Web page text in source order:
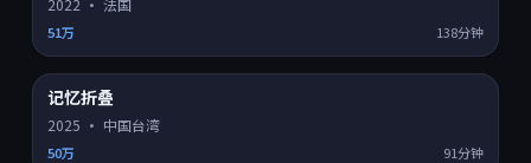
2022 · 法国
51万 138分钟
8.9
记忆折叠
2025 · 中国台湾
50万 91分钟